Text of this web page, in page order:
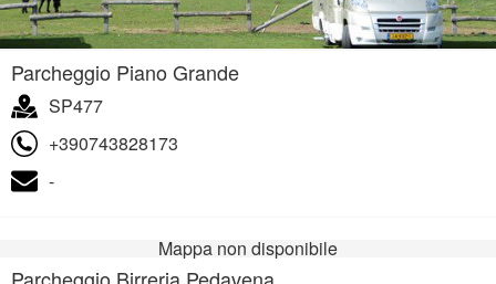
Parcheggio Piano Grande
SP477
+390743828173
-
Mappa non disponibile
Parcheggio Birreria Pedavena